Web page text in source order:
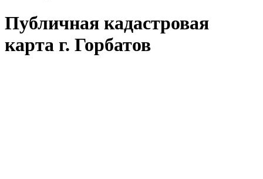
Публичная кадастровая
карта г. Горбатов